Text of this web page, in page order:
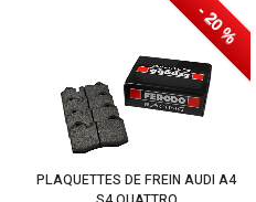
- 20 %
PLAQUETTES DE FREIN AUDI A4